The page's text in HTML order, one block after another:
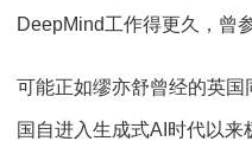
DeepMind工作得更久，曾
可能正如缪亦舒曾经的英
国自进入生成式AI时代以